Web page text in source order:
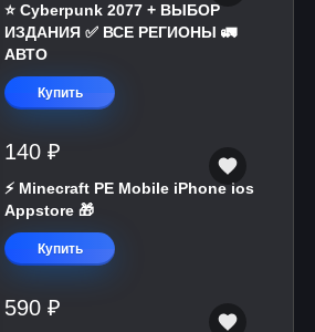
⭐ Cyberpunk 2077 + ВЫБОР
ИЗДАНИЯ ✅ ВСЕ РЕГИОНЫ 🚛
АВТО
Купить
140 ₽
⚡️ Minecraft PE Mobile iPhone ios
Appstore 🎁
Купить
590 ₽